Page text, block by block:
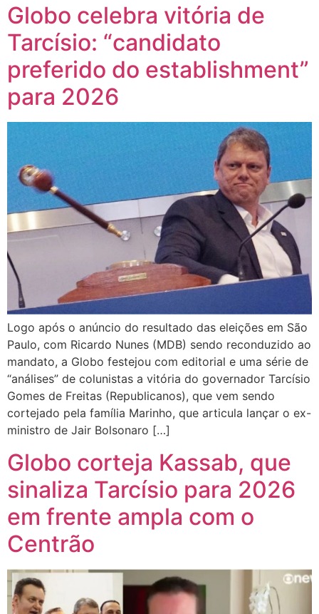
Globo celebra vitória de
Tarcísio: “candidato
preferido do establishment”
para 2026
Logo após o anúncio do resultado das eleições em São
Paulo, com Ricardo Nunes (MDB) sendo reconduzido ao
mandato, a Globo festejou com editorial e uma série de
“análises” de colunistas a vitória do governador Tarcísio
Gomes de Freitas (Republicanos), que vem sendo
cortejado pela família Marinho, que articula lançar o ex-
ministro de Jair Bolsonaro […]
Globo corteja Kassab, que
sinaliza Tarcísio para 2026
em frente ampla com o
Centrão